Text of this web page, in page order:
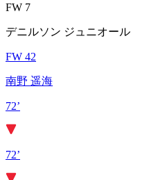
FW 7
デニルソン ジュニオール
FW 42
南野 遥海
72’
72’